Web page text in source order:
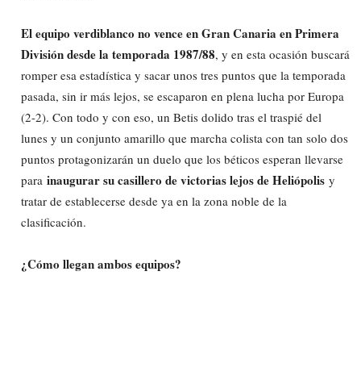
El equipo verdiblanco no vence en Gran Canaria en Primera
División desde la temporada 1987/88, y en esta ocasión buscará
romper esa estadística y sacar unos tres puntos que la temporada
pasada, sin ir más lejos, se escaparon en plena lucha por Europa
(2-2). Con todo y con eso, un Betis dolido tras el traspié del
lunes y un conjunto amarillo que marcha colista con tan solo dos
puntos protagonizarán un duelo que los béticos esperan llevarse
para inaugurar su casillero de victorias lejos de Heliópolis y
tratar de establecerse desde ya en la zona noble de la
clasificación.
¿Cómo llegan ambos equipos?